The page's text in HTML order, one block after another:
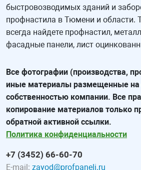
быстровозводимых зданий и
профнастила в Тюмени и области.
всегда найдете профнастил,
фасадные панели, лист
Все фотографии (производства,
иные материалы размещенные на
собственностью компании. Все
копирование материалов только
обратной активной ссылки.
Политика конфиденциальности
+7 (3452) 66-60-70
E-mail: zavod@profpaneli.ru